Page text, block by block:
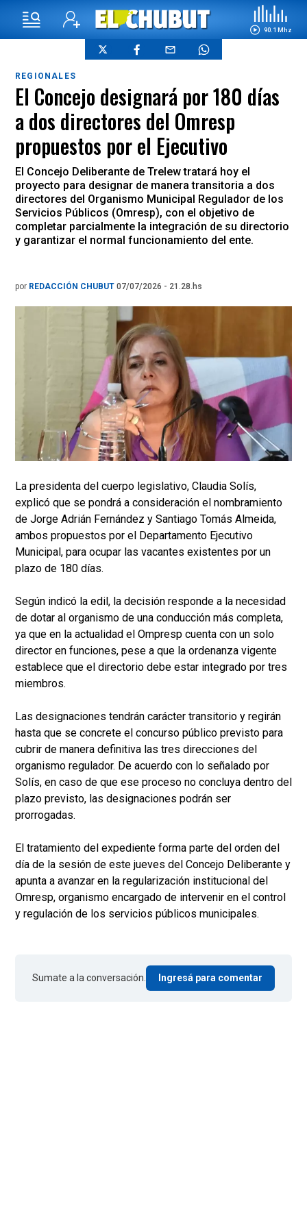
90.1 Mhz
REGIONALES
El Concejo designará por 180 días
a dos directores del Omresp
propuestos por el Ejecutivo
El Concejo Deliberante de Trelew tratará hoy el
proyecto para designar de manera transitoria a dos
directores del Organismo Municipal Regulador de los
Servicios Públicos (Omresp), con el objetivo de
completar parcialmente la integración de su directorio
y garantizar el normal funcionamiento del ente.
por REDACCIÓN CHUBUT 07/07/2026 - 21.28.hs
La presidenta del cuerpo legislativo, Claudia Solís,
explicó que se pondrá a consideración el nombramiento
de Jorge Adrián Fernández y Santiago Tomás Almeida,
ambos propuestos por el Departamento Ejecutivo
Municipal, para ocupar las vacantes existentes por un
plazo de 180 días.
Según indicó la edil, la decisión responde a la necesidad
de dotar al organismo de una conducción más completa,
ya que en la actualidad el Ompresp cuenta con un solo
director en funciones, pese a que la ordenanza vigente
establece que el directorio debe estar integrado por tres
miembros.
Las designaciones tendrán carácter transitorio y regirán
hasta que se concrete el concurso público previsto para
cubrir de manera definitiva las tres direcciones del
organismo regulador. De acuerdo con lo señalado por
Solís, en caso de que ese proceso no concluya dentro del
plazo previsto, las designaciones podrán ser
prorrogadas.
El tratamiento del expediente forma parte del orden del
día de la sesión de este jueves del Concejo Deliberante y
apunta a avanzar en la regularización institucional del
Omresp, organismo encargado de intervenir en el control
y regulación de los servicios públicos municipales.
Sumate a la conversación. Ingresá para comentar